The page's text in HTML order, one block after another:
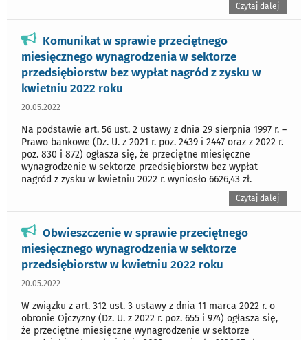
Czytaj dalej
Komunikat w sprawie przeciętnego
miesięcznego wynagrodzenia w sektorze
przedsiębiorstw bez wypłat nagród z zysku w
kwietniu 2022 roku
20.05.2022
Na podstawie art. 56 ust. 2 ustawy z dnia 29 sierpnia 1997 r. –
Prawo bankowe (Dz. U. z 2021 r. poz. 2439 i 2447 oraz z 2022 r.
poz. 830 i 872) ogłasza się, że przeciętne miesięczne
wynagrodzenie w sektorze przedsiębiorstw bez wypłat
nagród z zysku w kwietniu 2022 r. wyniosło 6626,43 zł.
Czytaj dalej
Obwieszczenie w sprawie przeciętnego
miesięcznego wynagrodzenia w sektorze
przedsiębiorstw w kwietniu 2022 roku
20.05.2022
W związku z art. 312 ust. 3 ustawy z dnia 11 marca 2022 r. o
obronie Ojczyzny (Dz. U. z 2022 r. poz. 655 i 974) ogłasza się,
że przeciętne miesięczne wynagrodzenie w sektorze